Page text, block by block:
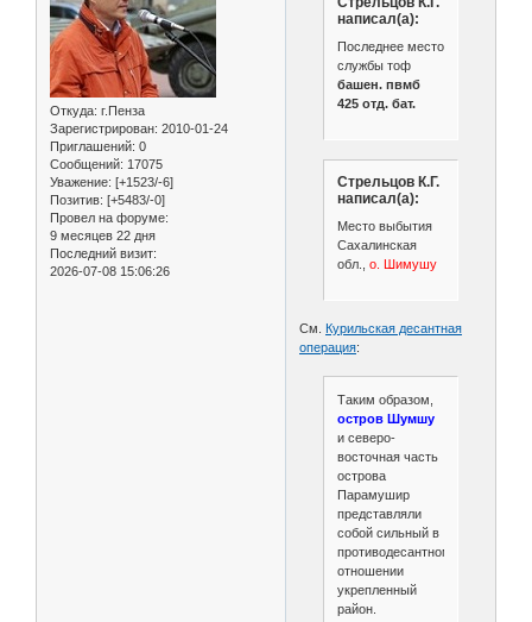
Откуда: г.Пенза
Зарегистрирован: 2010-01-24
Приглашений: 0
Сообщений: 17075
Уважение: [+1523/-6]
Позитив: [+5483/-0]
Провел на форуме:
9 месяцев 22 дня
Последний визит:
2026-07-08 15:06:26
написал(а):
Последнее место
службы тоф
башен. пвмб
425 отд. бат.
Стрельцов К.Г.
написал(а):
Место выбытия
Сахалинская
обл., о. Шимушу
См.
Курильская десантная
операция:
Таким образом,
остров Шумшу
и северо-
восточная часть
острова
Парамушир
представляли
собой сильный в
противодесантном
отношении
укрепленный
район.